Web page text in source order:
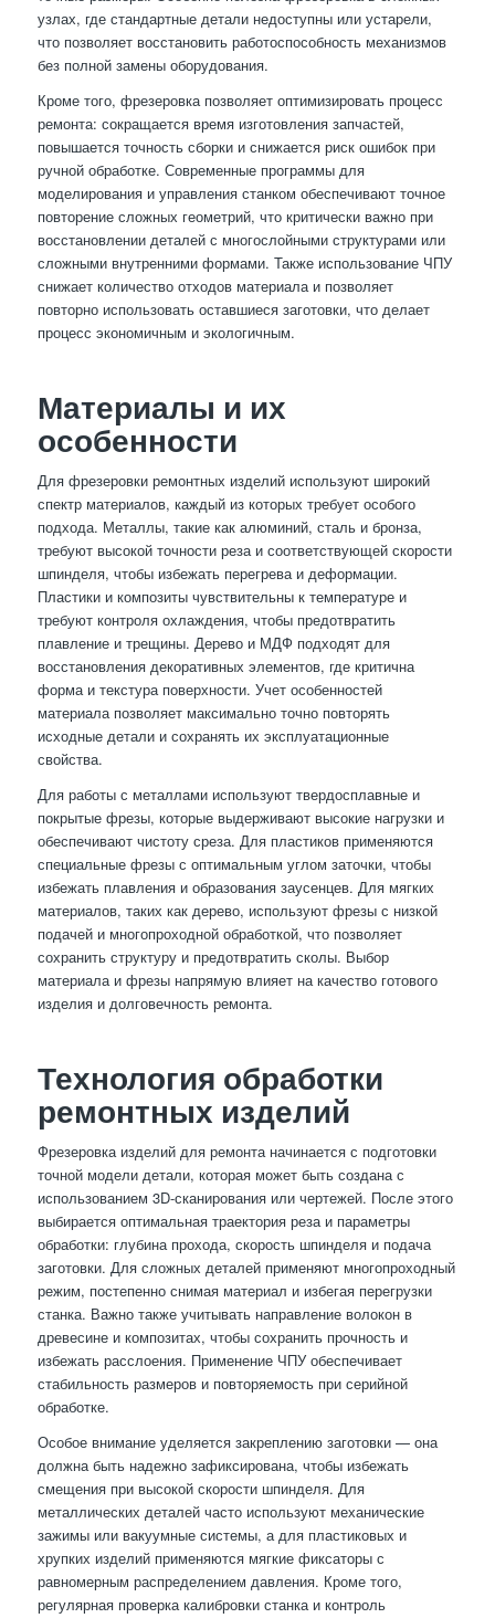
узлах, где стандартные детали недоступны или устарели,
что позволяет восстановить работоспособность механизмов
без полной замены оборудования.
Кроме того, фрезеровка позволяет оптимизировать процесс
ремонта: сокращается время изготовления запчастей,
повышается точность сборки и снижается риск ошибок при
ручной обработке. Современные программы для
моделирования и управления станком обеспечивают точное
повторение сложных геометрий, что критически важно при
восстановлении деталей с многослойными структурами или
сложными внутренними формами. Также использование ЧПУ
снижает количество отходов материала и позволяет
повторно использовать оставшиеся заготовки, что делает
процесс экономичным и экологичным.
Материалы и их
особенности
Для фрезеровки ремонтных изделий используют широкий
спектр материалов, каждый из которых требует особого
подхода. Металлы, такие как алюминий, сталь и бронза,
требуют высокой точности реза и соответствующей скорости
шпинделя, чтобы избежать перегрева и деформации.
Пластики и композиты чувствительны к температуре и
требуют контроля охлаждения, чтобы предотвратить
плавление и трещины. Дерево и МДФ подходят для
восстановления декоративных элементов, где критична
форма и текстура поверхности. Учет особенностей
материала позволяет максимально точно повторять
исходные детали и сохранять их эксплуатационные
свойства.
Для работы с металлами используют твердосплавные и
покрытые фрезы, которые выдерживают высокие нагрузки и
обеспечивают чистоту среза. Для пластиков применяются
специальные фрезы с оптимальным углом заточки, чтобы
избежать плавления и образования заусенцев. Для мягких
материалов, таких как дерево, используют фрезы с низкой
подачей и многопроходной обработкой, что позволяет
сохранить структуру и предотвратить сколы. Выбор
материала и фрезы напрямую влияет на качество готового
изделия и долговечность ремонта.
Технология обработки
ремонтных изделий
Фрезеровка изделий для ремонта начинается с подготовки
точной модели детали, которая может быть создана с
использованием 3D-сканирования или чертежей. После этого
выбирается оптимальная траектория реза и параметры
обработки: глубина прохода, скорость шпинделя и подача
заготовки. Для сложных деталей применяют многопроходный
режим, постепенно снимая материал и избегая перегрузки
станка. Важно также учитывать направление волокон в
древесине и композитах, чтобы сохранить прочность и
избежать расслоения. Применение ЧПУ обеспечивает
стабильность размеров и повторяемость при серийной
обработке.
Особое внимание уделяется закреплению заготовки — она
должна быть надежно зафиксирована, чтобы избежать
смещения при высокой скорости шпинделя. Для
металлических деталей часто используют механические
зажимы или вакуумные системы, а для пластиковых и
хрупких изделий применяются мягкие фиксаторы с
равномерным распределением давления. Кроме того,
регулярная проверка калибровки станка и контроль